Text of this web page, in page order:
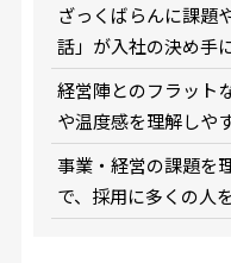
ざっくばらんに課題
話」が入社の決め手
経営陣とのフラット
や温度感を理解しや
事業・経営の課題を
で、採用に多くの人